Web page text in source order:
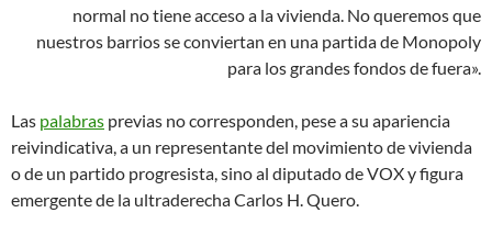
normal no tiene acceso a la vivienda. No queremos que
nuestros barrios se conviertan en una partida de Monopoly
para los grandes fondos de fuera».
Las palabras previas no corresponden, pese a su apariencia
reivindicativa, a un representante del movimiento de vivienda
o de un partido progresista, sino al diputado de VOX y figura
emergente de la ultraderecha Carlos H. Quero.